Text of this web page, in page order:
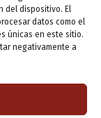
del dispositivo. El
datos como el
únicas en este sitio.
negativamente a